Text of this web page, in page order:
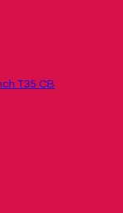
T35 CB